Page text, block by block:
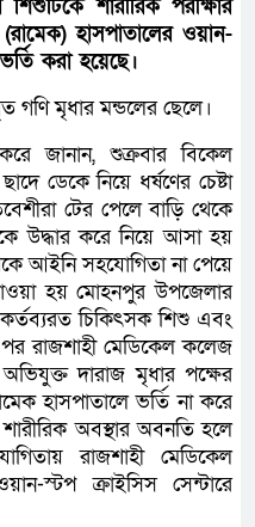
শারীরিক পরীক্ষার
হাসপাতালের ওয়ান-
করা হয়েছে।
গণি মৃধার মন্ডলের ছেলে।
জানান, শুক্রবার বিকেল
ডেকে নিয়ে ধর্ষণের চেষ্টা
টের পেলে বাড়ি থেকে
উদ্ধার করে নিয়ে আসা হয়
আইনি সহযোগিতা না পেয়ে
হয় মোহনপুর উপজেলার
কর্তব্যরত চিকিৎসক শিশু এবং
রাজশাহী মেডিকেল কলেজ
দারাজ মৃধার পক্ষের
হাসপাতালে ভর্তি না করে
অবস্থার অবনতি হলে
রাজশাহী মেডিকেল
স্টপ ক্রাইসিস সেন্টারে